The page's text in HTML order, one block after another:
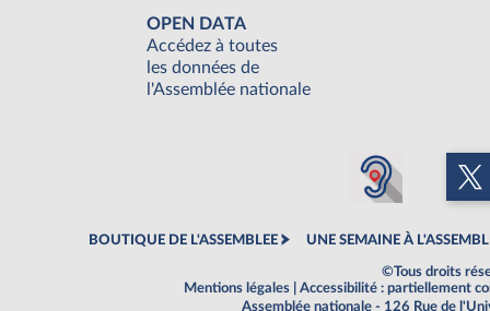
OPEN DATA
Accédez à toutes
les données de
l'Assemblée nationale
BOUTIQUE DE L'ASSEMBLEE UNE SEMAINE À
©Tous droits
Mentions légales
Accessibilité : partiellement
Assemblée nationale - 126 Rue de